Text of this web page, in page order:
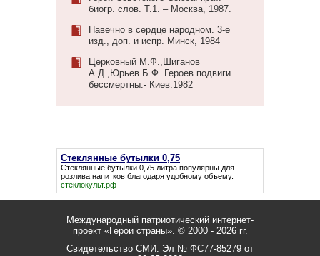
биогр. слов. Т.1. – Москва, 1987.
Навечно в сердце народном. 3-е
изд., доп. и испр. Минск, 1984
Церковный М.Ф.,Шиганов
А.Д.,Юрьев Б.Ф. Героев подвиги
бессмертны.- Киев:1982
Стеклянные бутылки 0,75
Стеклянные бутылки 0,75 литра популярны для
розлива напитков благодаря удобному объему.
стеклокульт.рф
Международный патриотический интернет-
проект «Герои страны». © 2000 - 2026 гг.
Свидетельство СМИ: Эл № ФС77-85279 от